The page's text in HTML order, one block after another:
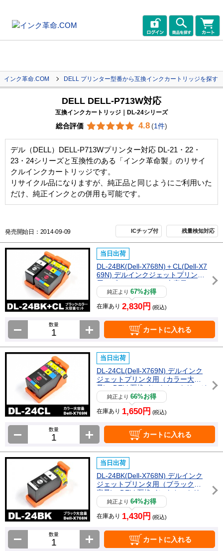
インク革命.COM DELL プリンター型番から互換インクカートリッジを探す
DELL DELL-P713W対応
互換インクカートリッジ｜DL-24シリーズ
総合評価 4.8 (1件)
デル（DELL）DELL-P713Wプリンター対応 DL-21・22・
23・24シリーズと互換性のある「インク革命製」のリサイ
クルインクカートリッジです。
リサイクル品になりますが、純正品と同じようにご利用いた
だけ、純正インクとの併用も可能です。
発売開始日：2014-09-09 ICチップ付 残量検知対応
当日出荷
DL-24BK(Dell-X768N)＋CL(Dell-X7
69N) デルインクジェットプリンタ
用（ブラック・カラー大容量) DE
LL互換インクカートリッジ
純正より67%お得
在庫あり 2,830円 (税込)
数量
カートに入れる
当日出荷
DL-24CL(Dell-X769N) デルインク
ジェットプリンタ用（カラー大容
量) DELL互換インクカートリッジ
純正より66%お得
在庫あり 1,650円 (税込)
数量
カートに入れる
当日出荷
DL-24BK(Dell-X768N) デルインク
ジェットプリンタ用（ブラック大
容量) DELL互換インクカートリッ
純正より64%お得
在庫あり 1,430円 (税込)
数量
カートに入れる